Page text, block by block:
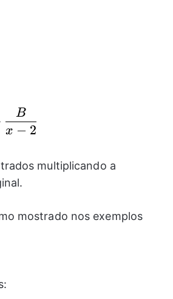
2)}
1}{(x+3)(x-
x − 2
B
multiplicando a
mostrado nos exemplos